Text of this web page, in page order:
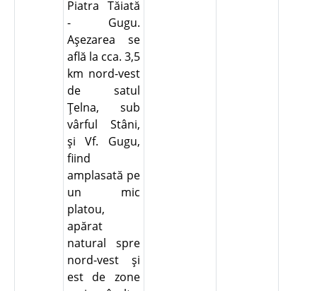
Piatra Tăiată
- Gugu.
Aşezarea se
află la cca. 3,5
km nord-vest
de satul
Ţelna, sub
vârful Stâni,
şi Vf. Gugu,
fiind
amplasată pe
un mic
platou,
apărat
natural spre
nord-vest şi
est de zone